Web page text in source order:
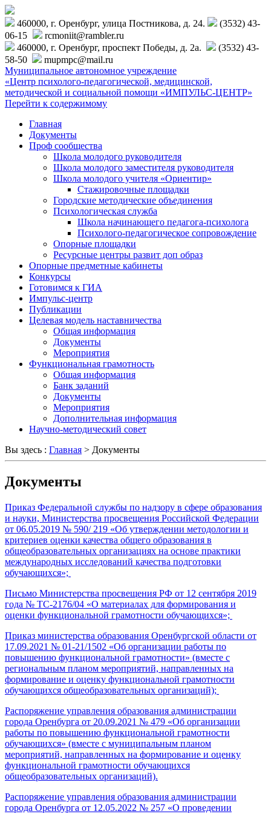
460000, г. Оренбург, улица Постникова, д. 24.
(3532) 43-
06-15
rcmoniit@rambler.ru
460000, г. Оренбург, проспект Победы, д. 2а.
(3532) 43-
58-50
mupmpc@mail.ru
Муниципальное автономное учреждение
«Центр психолого-педагогической, медицинской,
методической и социальной помощи «ИМПУЛЬС-ЦЕНТР»
Перейти к содержимому
Главная
Документы
Проф сообщества
Школа молодого руководителя
Школа молодого заместителя руководителя
Школа молодого учителя «Ориентир»
Стажировочные площадки
Городские методические объединения
Психологическая служба
Школа начинающего педагога-психолога
Психолого-педагогическое сопровождение
Опорные площадки
Ресурсные центры развит доп образ
Опорные предметные кабинеты
Конкурсы
Готовимся к ГИА
Импульс-центр
Публикации
Целевая модель наставничества
Общая информация
Документы
Мероприятия
Функциональная грамотность
Общая информация
Банк заданий
Документы
Мероприятия
Дополнительная информация
Научно-методический совет
Вы здесь : Главная > Документы
Документы
Приказ Федеральной службы по надзору в сфере образования
и науки, Министерства просвещения Российской Федерации
от 06.05.2019 № 590/ 219 «Об утверждении методологии и
критериев оценки качества общего образования в
общеобразовательных организациях на основе практики
международных исследований качества подготовки
обучающихся»;
Письмо Министерства просвещения РФ от 12 сентября 2019
года № ТС-2176/04 «О материалах для формирования и
оценки функциональной грамотности обучающихся»;
Приказ министерства образования Оренбургской области от
17.09.2021 № 01-21/1502 «Об организации работы по
повышению функциональной грамотности» (вместе с
региональным планом мероприятий, направленных на
формирование и оценку функциональной грамотности
обучающихся общеобразовательных организаций);
Распоряжение управления образования администрации
города Оренбурга от 20.09.2021 № 479 «Об организации
работы по повышению функциональной грамотности
обучающихся» (вместе с муниципальным планом
мероприятий, направленных на формирование и оценку
функциональной грамотности обучающихся
общеобразовательных организаций).
Распоряжение управления образования администрации
города Оренбурга от 12.05.2022 № 257 «О проведении